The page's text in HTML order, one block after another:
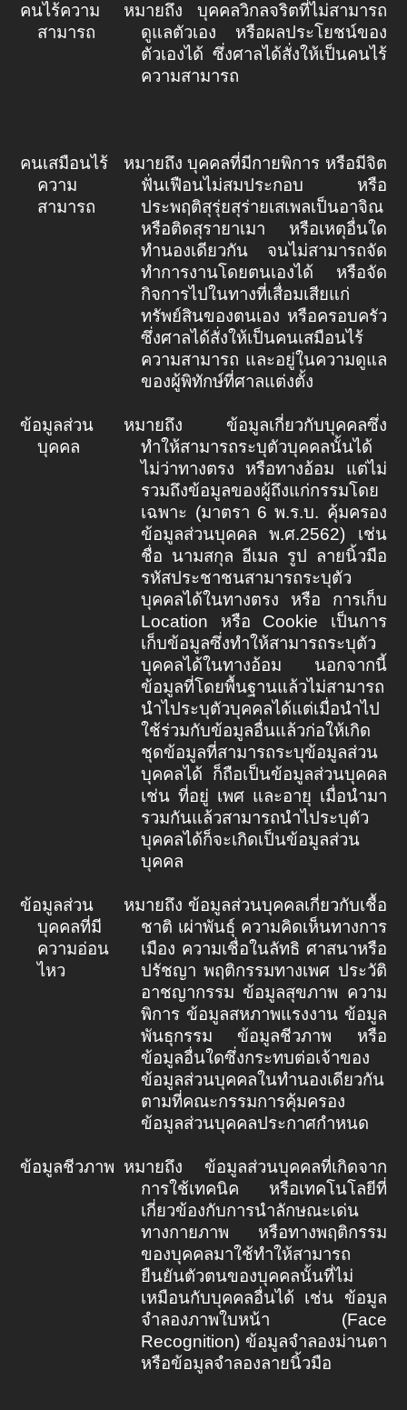
คนไร้ความ
สามารถ
หมายถึง บุคคลวิกลจริตที่ไม่สามารถ
ดูแลตัวเอง หรือผลประโยชน์ของ
ตัวเองได้ ซึ่งศาลได้สั่งให้เป็นคนไร้
ความสามารถ
คนเสมือนไร้
ความ
สามารถ
หมายถึง บุคคลที่มีกายพิการ หรือมีจิต
ฟั่นเฟือนไม่สมประกอบ หรือ
ประพฤติสุรุ่ยสุร่ายเสเพลเป็นอาจิณ
หรือติดสุรายาเมา หรือเหตุอื่นใด
ทำนองเดียวกัน จนไม่สามารถจัด
ทำการงานโดยตนเองได้ หรือจัด
กิจการไปในทางที่เสื่อมเสียแก่
ทรัพย์สินของตนเอง หรือครอบครัว
ซึ่งศาลได้สั่งให้เป็นคนเสมือนไร้
ความสามารถ และอยู่ในความดูแล
ของผู้พิทักษ์ที่ศาลแต่งตั้ง
ข้อมูลส่วน
บุคคล
หมายถึง ข้อมูลเกี่ยวกับบุคคลซึ่ง
ทำให้สามารถระบุตัวบุคคลนั้นได้
ไม่ว่าทางตรง หรือทางอ้อม แต่ไม่
รวมถึงข้อมูลของผู้ถึงแก่กรรมโดย
เฉพาะ (มาตรา 6 พ.ร.บ. คุ้มครอง
ข้อมูลส่วนบุคคล พ.ศ.2562) เช่น
ชื่อ นามสกุล อีเมล รูป ลายนิ้วมือ
รหัสประชาชนสามารถระบุตัว
บุคคลได้ในทางตรง หรือ การเก็บ
Location หรือ Cookie เป็นการ
เก็บข้อมูลซึ่งทำให้สามารถระบุตัว
บุคคลได้ในทางอ้อม นอกจากนี้
ข้อมูลที่โดยพื้นฐานแล้วไม่สามารถ
นำไประบุตัวบุคคลได้แต่เมื่อนำไป
ใช้ร่วมกับข้อมูลอื่นแล้วก่อให้เกิด
ชุดข้อมูลที่สามารถระบุข้อมูลส่วน
บุคคลได้ ก็ถือเป็นข้อมูลส่วนบุคคล
เช่น ที่อยู่ เพศ และอายุ เมื่อนำมา
รวมกันแล้วสามารถนำไประบุตัว
บุคคลได้ก็จะเกิดเป็นข้อมูลส่วน
บุคคล
ข้อมูลส่วน
บุคคลที่มี
ความอ่อน
ไหว
หมายถึง ข้อมูลส่วนบุคคลเกี่ยวกับเชื้อ
ชาติ เผ่าพันธุ์ ความคิดเห็นทางการ
เมือง ความเชื่อในลัทธิ ศาสนาหรือ
ปรัชญา พฤติกรรมทางเพศ ประวัติ
อาชญากรรม ข้อมูลสุขภาพ ความ
พิการ ข้อมูลสหภาพแรงงาน ข้อมูล
พันธุกรรม ข้อมูลชีวภาพ หรือ
ข้อมูลอื่นใดซึ่งกระทบต่อเจ้าของ
ข้อมูลส่วนบุคคลในทำนองเดียวกัน
ตามที่คณะกรรมการคุ้มครอง
ข้อมูลส่วนบุคคลประกาศกำหนด
ข้อมูลชีวภาพ หมายถึง ข้อมูลส่วนบุคคลที่เกิดจาก
การใช้เทคนิค หรือเทคโนโลยีที่
เกี่ยวข้องกับการนำลักษณะเด่น
ทางกายภาพ หรือทางพฤติกรรม
ของบุคคลมาใช้ทำให้สามารถ
ยืนยันตัวตนของบุคคลนั้นที่ไม่
เหมือนกับบุคคลอื่นได้ เช่น ข้อมูล
จำลองภาพใบหน้า (Face
Recognition) ข้อมูลจำลองม่านตา
หรือข้อมูลจำลองลายนิ้วมือ